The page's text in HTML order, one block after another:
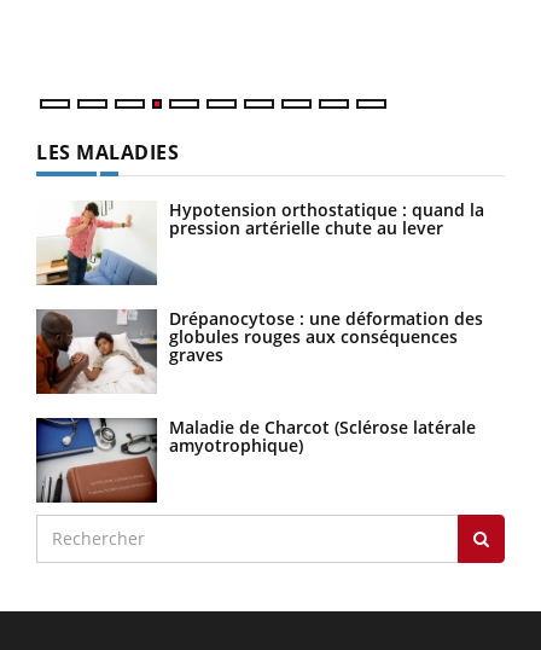
LES MALADIES
Hypotension orthostatique : quand la
pression artérielle chute au lever
Drépanocytose : une déformation des
globules rouges aux conséquences
graves
Maladie de Charcot (Sclérose latérale
amyotrophique)